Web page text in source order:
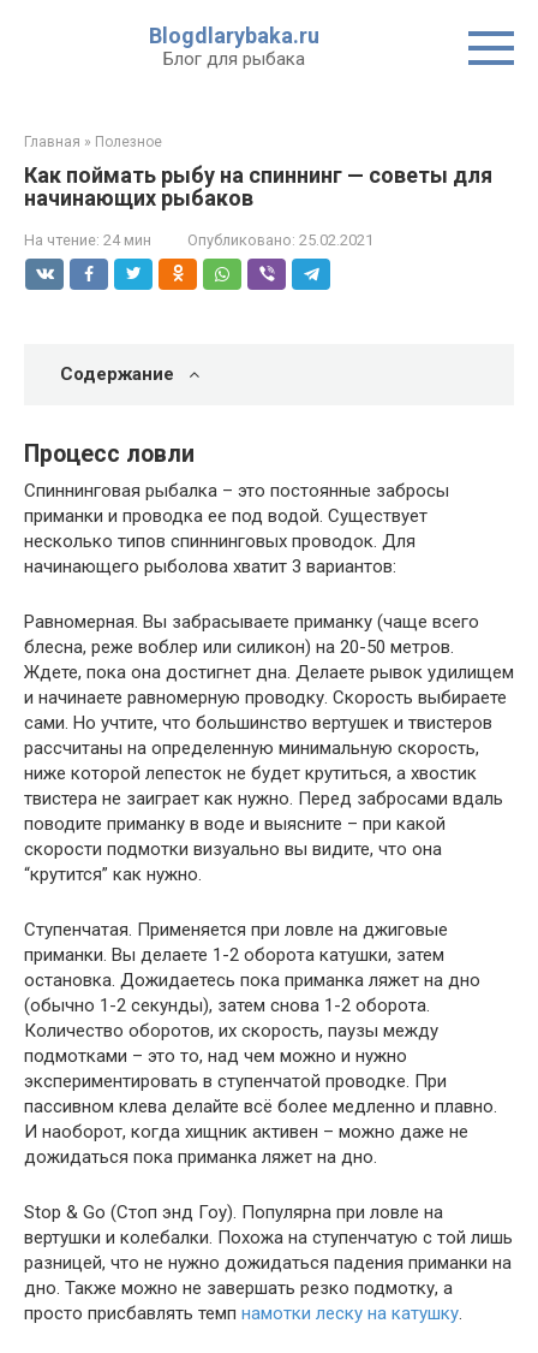
Blogdlarybaka.ru
Блог для рыбака
Главная » Полезное
Как поймать рыбу на спиннинг — советы для
начинающих рыбаков
На чтение: 24 мин Опубликовано: 25.02.2021
Содержание
Процесс ловли
Спиннинговая рыбалка – это постоянные забросы
приманки и проводка ее под водой. Существует
несколько типов спиннинговых проводок. Для
начинающего рыболова хватит 3 вариантов:
Равномерная. Вы забрасываете приманку (чаще всего
блесна, реже воблер или силикон) на 20-50 метров.
Ждете, пока она достигнет дна. Делаете рывок удилищем
и начинаете равномерную проводку. Скорость выбираете
сами. Но учтите, что большинство вертушек и твистеров
рассчитаны на определенную минимальную скорость,
ниже которой лепесток не будет крутиться, а хвостик
твистера не заиграет как нужно. Перед забросами вдаль
поводите приманку в воде и выясните – при какой
скорости подмотки визуально вы видите, что она
“крутится” как нужно.
Ступенчатая. Применяется при ловле на джиговые
приманки. Вы делаете 1-2 оборота катушки, затем
остановка. Дожидаетесь пока приманка ляжет на дно
(обычно 1-2 секунды), затем снова 1-2 оборота.
Количество оборотов, их скорость, паузы между
подмотками – это то, над чем можно и нужно
экспериментировать в ступенчатой проводке. При
пассивном клева делайте всё более медленно и плавно.
И наоборот, когда хищник активен – можно даже не
дожидаться пока приманка ляжет на дно.
Stop & Go (Стоп энд Гоу). Популярна при ловле на
вертушки и колебалки. Похожа на ступенчатую с той лишь
разницей, что не нужно дожидаться падения приманки на
дно. Также можно не завершать резко подмотку, а
просто присбавлять темп намотки леску на катушку.